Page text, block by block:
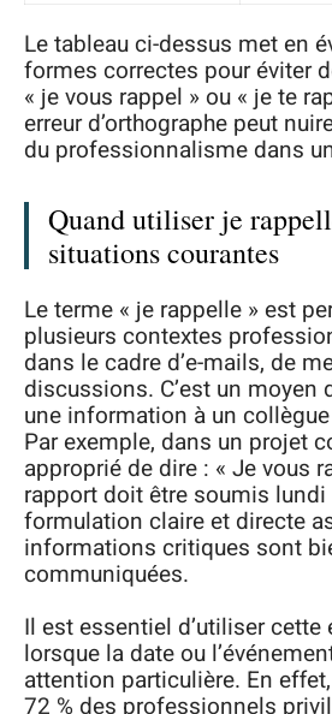
Le tableau ci-dessus met en
formes correctes pour éviter
« je vous rappel » ou « je te
erreur d’orthographe peut
du professionnalisme dans
Quand utiliser je
situations courantes
Le terme « je rappelle » est
plusieurs contextes
dans le cadre d’e-mails, de
discussions. C’est un moyen
une information à un
Par exemple, dans un projet
approprié de dire : « Je vous
rapport doit être soumis lundi
formulation claire et directe
informations critiques sont
communiquées.
Il est essentiel d’utiliser cette
lorsque la date ou
attention particulière. En
72 % des professionnels